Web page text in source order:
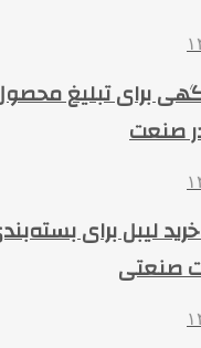
برای تبلیغ
صنعت
لیبل برای
صنعتی